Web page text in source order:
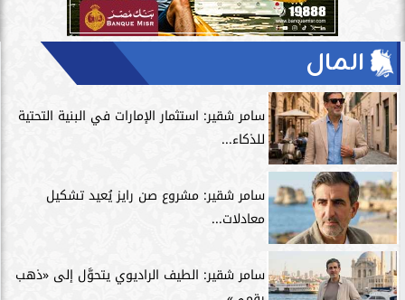
المال
سامر شقير: استثمار الإمارات في البنية التحتية
للذكاء...
سامر شقير: مشروع صن رايز يُعيد تشكيل
معادلات...
سامر شقير: الطيف الراديوي يتحوَّل إلى «ذهب